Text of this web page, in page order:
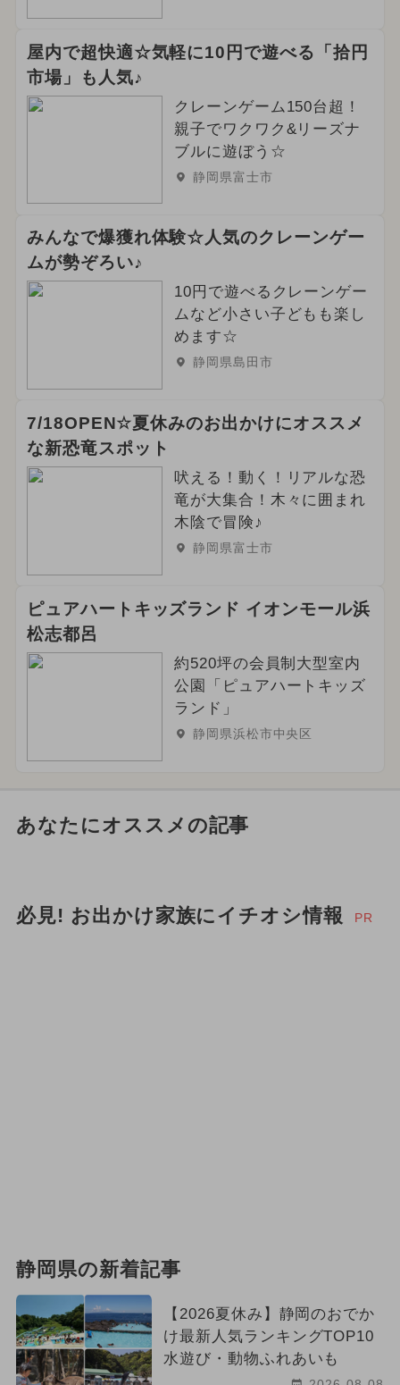
屋内で超快適☆気軽に10円で遊べる「拾円
市場」も人気♪
クレーンゲーム150台超！
親子でワクワク&リーズナ
ブルに遊ぼう☆
静岡県富士市
みんなで爆獲れ体験☆人気のクレーンゲー
ムが勢ぞろい♪
10円で遊べるクレーンゲー
ムなど小さい子どもも楽し
めます☆
静岡県島田市
7/18OPEN☆夏休みのお出かけにオススメ
な新恐竜スポット
吠える！動く！リアルな恐
竜が大集合！木々に囲まれ
木陰で冒険♪
静岡県富士市
ピュアハートキッズランド イオンモール浜
松志都呂
約520坪の会員制大型室内
公園「ピュアハートキッズ
ランド」
静岡県浜松市中央区
あなたにオススメの記事
必見! お出かけ家族にイチオシ情報 PR
静岡県の新着記事
【2026夏休み】静岡のおでか
け最新人気ランキングTOP10
水遊び・動物ふれあいも